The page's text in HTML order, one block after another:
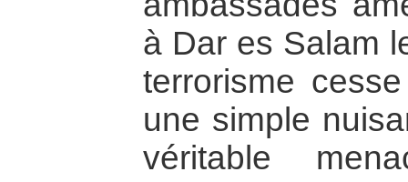
à Dar es Salam
terrorisme
une simple
véritable